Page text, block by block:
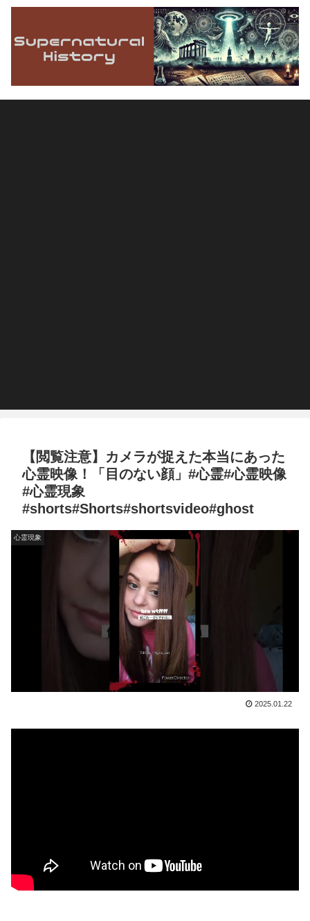
【閲覧注意】カメラが捉えた本当にあった
心霊映像！「目のない顔」#心霊#心霊映像
#心霊現象
#shorts#Shorts#shortsvideo#ghost
心霊現象
2025.01.22